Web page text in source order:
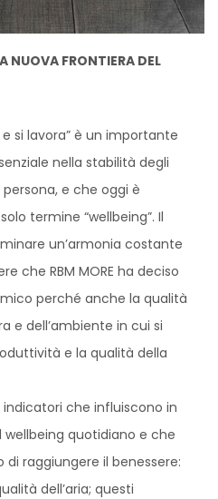
NUOVA FRONTIERA DEL
si lavora” è un importante
nella stabilità degli
e che oggi è
termine “wellbeing”. Il
un’armonia costante
che RBM MORE ha deciso
perché anche la qualità
e dell’ambiente in cui si
e la qualità della
che influiscono in
quotidiano e che
raggiungere il benessere:
dell’aria; questi